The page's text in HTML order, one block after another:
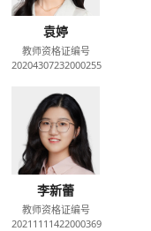
袁婷
教师资格证编号
20204307232000255
李新蕾
教师资格证编号
20211111422000369